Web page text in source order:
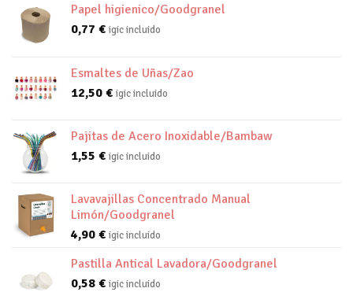
Papel higienico/Goodgranel
0,77 € igic incluido
Esmaltes de Uñas/Zao
12,50 € igic incluido
Pajitas de Acero Inoxidable/Bambaw
1,55 € igic incluido
Lavavajillas Concentrado Manual
Limón/Goodgranel
4,90 € igic incluido
Pastilla Antical Lavadora/Goodgranel
0,58 € igic incluido